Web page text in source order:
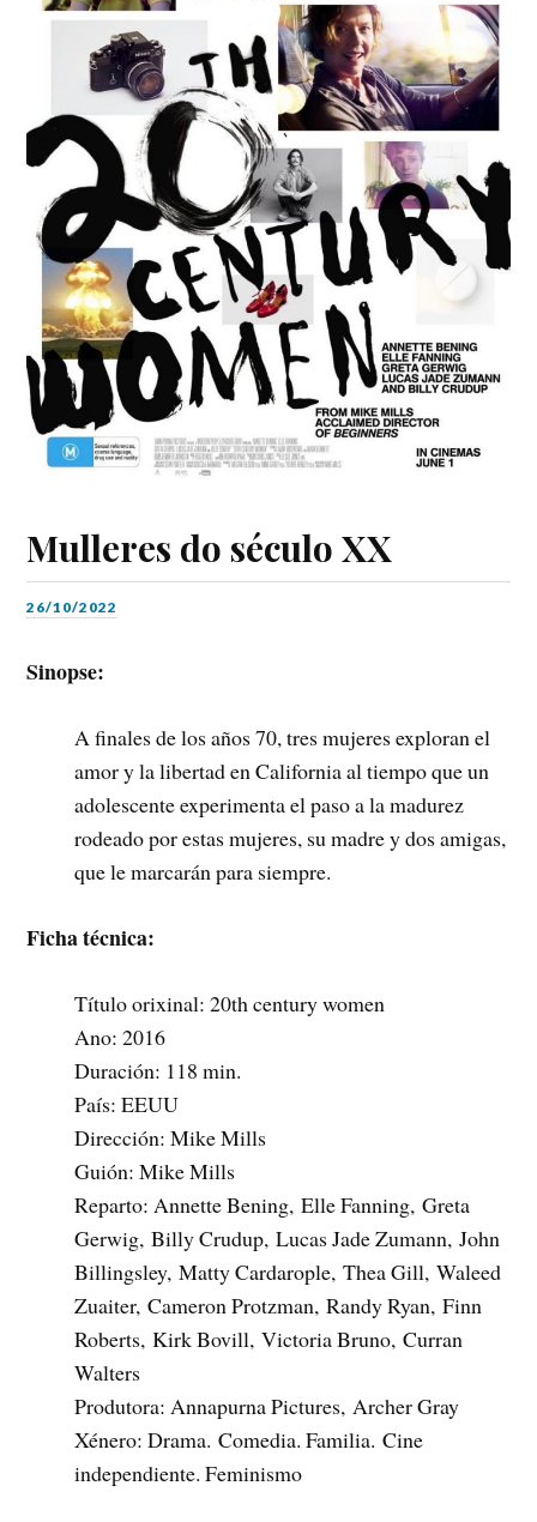
Mulleres do século XX
26/10/2022
Sinopse:
A finales de los años 70, tres mujeres exploran el
amor y la libertad en California al tiempo que un
adolescente experimenta el paso a la madurez
rodeado por estas mujeres, su madre y dos amigas,
que le marcarán para siempre.
Ficha técnica:
Título orixinal: 20th century women
Ano: 2016
Duración: 118 min.
País: EEUU
Dirección: Mike Mills
Guión: Mike Mills
Reparto: Annette Bening, Elle Fanning, Greta
Gerwig, Billy Crudup, Lucas Jade Zumann, John
Billingsley, Matty Cardarople, Thea Gill, Waleed
Zuaiter, Cameron Protzman, Randy Ryan, Finn
Roberts, Kirk Bovill, Victoria Bruno, Curran
Walters
Produtora: Annapurna Pictures, Archer Gray
Xénero: Drama. Comedia. Familia. Cine
independiente. Feminismo